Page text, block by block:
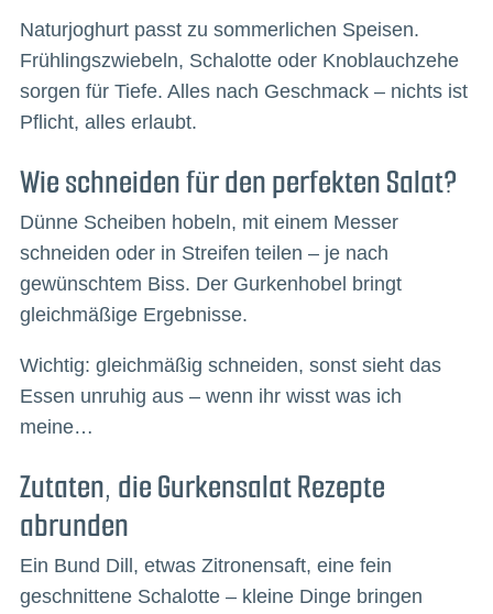
Naturjoghurt passt zu sommerlichen Speisen.
Frühlingszwiebeln, Schalotte oder Knoblauchzehe
sorgen für Tiefe. Alles nach Geschmack – nichts ist
Pflicht, alles erlaubt.
Wie schneiden für den perfekten Salat?
Dünne Scheiben hobeln, mit einem Messer
schneiden oder in Streifen teilen – je nach
gewünschtem Biss. Der Gurkenhobel bringt
gleichmäßige Ergebnisse.
Wichtig: gleichmäßig schneiden, sonst sieht das
Essen unruhig aus – wenn ihr wisst was ich
meine…
Zutaten, die Gurkensalat Rezepte
abrunden
Ein Bund Dill, etwas Zitronensaft, eine fein
geschnittene Schalotte – kleine Dinge bringen